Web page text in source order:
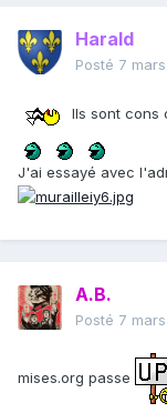
Harald
Posté 7
Ils sont cons
J'ai essayé avec
A.B.
Posté 7
mises.org passe